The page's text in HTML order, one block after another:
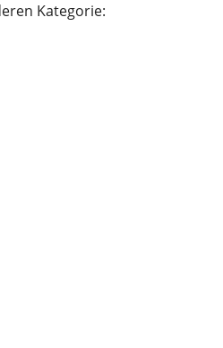
Kategorie: